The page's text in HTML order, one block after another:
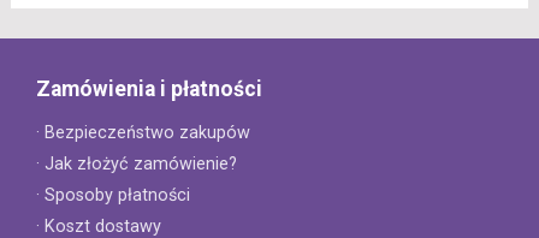
Zamówienia i płatności
· Bezpieczeństwo zakupów
· Jak złożyć zamówienie?
· Sposoby płatności
· Koszt dostawy